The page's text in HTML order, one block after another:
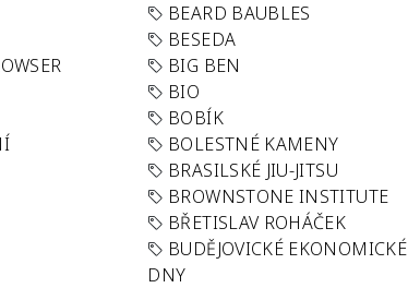
BEARD BAUBLES
BESEDA
BIG BEN
BIO
BOBÍK
BOLESTNÉ KAMENY
BRASILSKÉ JIU-JITSU
BROWNSTONE INSTITUTE
BŘETISLAV ROHÁČEK
BUDĚJOVICKÉ EKONOMICKÉ
DNY